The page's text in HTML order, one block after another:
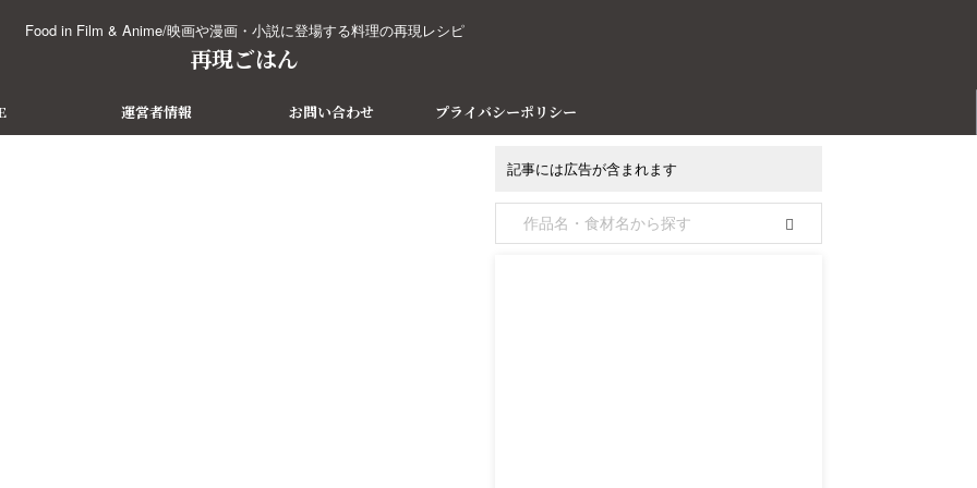
Food in Film & Anime/映画や漫画・小説に登場する料理の再現レシピ
再現ごはん
運営者情報 お問い合わせ プライバシーポリシー
記事には広告が含まれます